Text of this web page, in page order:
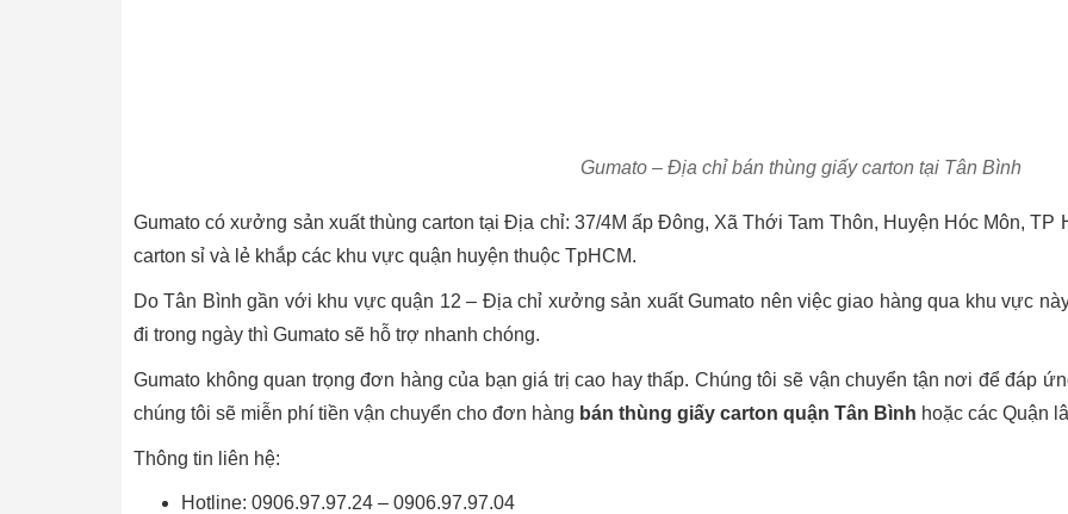
Gumato – Địa chỉ bán thùng giấy carton tại Tân Bình
Gumato có xưởng sản xuất thùng carton tại Địa chỉ: 37/4M ấp Đông, Xã Thới Tam Thôn, Huyện Hóc Môn, TP
carton sỉ và lẻ khắp các khu vực quận huyện thuộc TpHCM.
Do Tân Bình gần với khu vực quận 12 – Địa chỉ xưởng sản xuất Gumato nên việc giao hàng qua khu vực
đi trong ngày thì Gumato sẽ hỗ trợ nhanh chóng.
Gumato không quan trọng đơn hàng của bạn giá trị cao hay thấp. Chúng tôi sẽ vận chuyển tận nơi để đáp
chúng tôi sẽ miễn phí tiền vận chuyển cho đơn hàng bán thùng giấy carton quận Tân Bình hoặc các Quận
Thông tin liên hệ:
Hotline: 0906.97.97.24 – 0906.97.97.04